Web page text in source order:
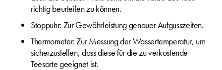
richtig beurteilen zu können.
Stoppuhr: Zur Gewährleistung genauer Aufgusszeiten.
Thermometer: Zur Messung der Wassertemperatur, um
sicherzustellen, dass diese für die zu verkostende
Teesorte geeignet ist.